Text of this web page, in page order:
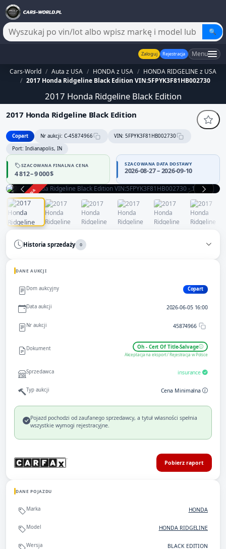
🔍
Zaloguj Rejestracja Menu
Cars-World / Auta z USA / HONDA z USA / HONDA RIDGELINE z USA
/ 2017 Honda Ridgeline Black Edition VIN:5FPYK3F81HB002730
2017 Honda Ridgeline Black Edition
2017 Honda Ridgeline Black Edition
Copart Nr aukcji: C-45874966
VIN: 5FPYK3F81HB002730
Port: Indianapolis, IN
SZACOWANA FINALNA CENA
4 812 – 9 000 $
SZACOWANA DATA DOSTAWY
2026-08-27 – 2026-09-10
ZAKOŃCZONA
Historia sprzedaży 0
DANE AUKCJI
Dom aukcyjny Copart
Data aukcji 2026-06-05 16:00
Nr aukcji 45874966
Dokument Oh - Cert Of Title-Salvage
Akceptacja na eksport / Rejestracja w Polsce
Sprzedawca insurance
Typ aukcji Cena Minimalna
Pojazd pochodzi od zaufanego sprzedawcy, a tytuł własności spełnia
wszystkie wymogi rejestracyjne.
Pobierz raport
DANE POJAZDU
Marka HONDA
Model HONDA RIDGELINE
Wersja BLACK EDITION